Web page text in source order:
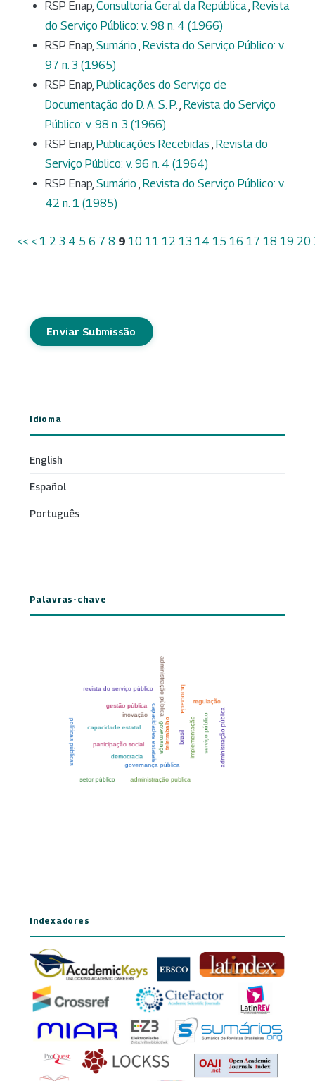
RSP Enap, Consultoria Geral da República, Revista
do Serviço Público: v. 98 n. 4 (1966)
RSP Enap, Sumário , Revista do Serviço Público: v.
97 n. 3 (1965)
RSP Enap, Publicações do Serviço de
Documentação do D. A. S. P., Revista do Serviço
Público: v. 98 n. 3 (1966)
RSP Enap, Publicações Recebidas , Revista do
Serviço Público: v. 96 n. 4 (1964)
RSP Enap, Sumário , Revista do Serviço Público: v.
42 n. 1 (1985)
<< < 1 2 3 4 5 6 7 8 9 10 11 12 13 14 15 16 17 18 19 20
Enviar Submissão
Idioma
English
Español
Português
Palavras-chave
Indexadores